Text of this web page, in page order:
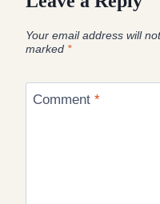
Your email address will
marked *
Comment *